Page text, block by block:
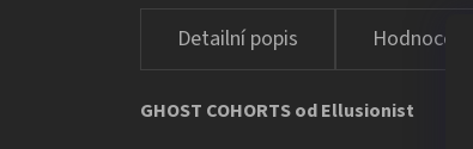
Hodnocení
GHOST COHORTS od Ellusionist